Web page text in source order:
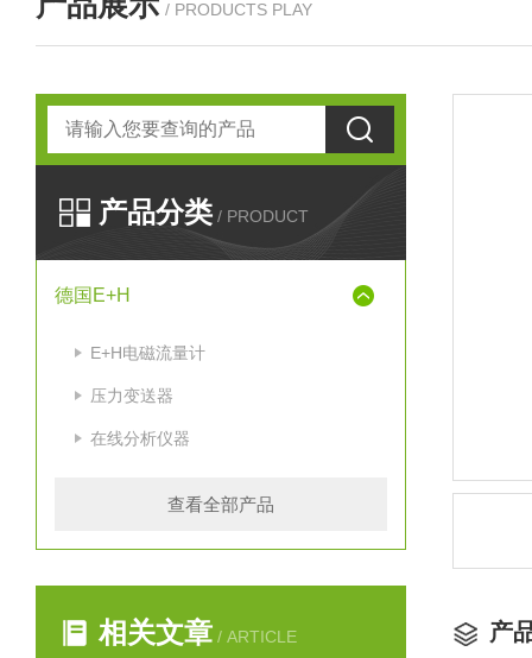
/ PRODUCTS PLAY
产品分类 / PRODUCT
德国E+H
E+H电磁流量计
压力变送器
在线分析仪器
查看全部产品
相关文章 / ARTICLE 产